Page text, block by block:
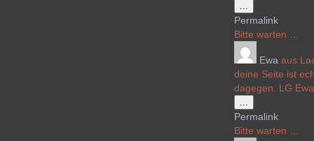
...
Metabox
ein-/ausblenden.
Permalink
Bitte warten …
Ewa aus
deine Seite ist
dagegen. LG Ewa
...
Metabox
ein-/ausblenden.
Permalink
Bitte warten …